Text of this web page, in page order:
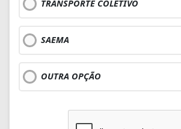
TRANSPORTE COLETIVO
SAEMA
OUTRA OPÇÃO